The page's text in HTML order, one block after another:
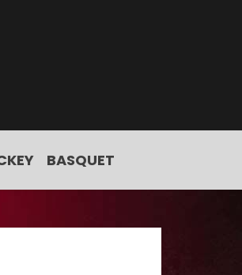
BASQUET